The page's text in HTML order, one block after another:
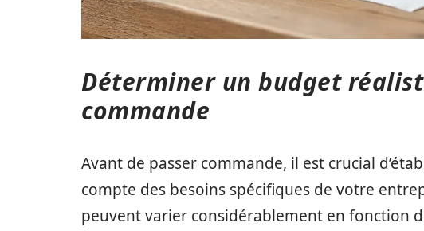
Déterminer un budget
commande
Avant de passer commande, il est crucial
compte des besoins spécifiques de votre
peuvent varier considérablement en fonction